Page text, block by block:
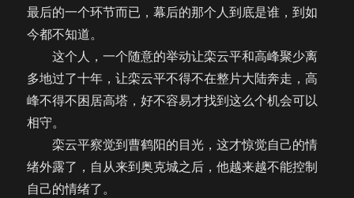
最后的一个环节而已，幕后的那个人到底是谁，到如
今都不知道。
这个人，一个随意的举动让栾云平和高峰聚少离
多地过了十年，让栾云平不得不在整片大陆奔走，高
峰不得不困居高塔，好不容易才找到这么个机会可以
相守。
栾云平察觉到曹鹤阳的目光，这才惊觉自己的情
绪外露了，自从来到奥克城之后，他越来越不能控制
自己的情绪了。